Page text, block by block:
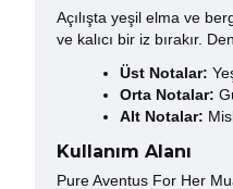
Açılışta yeşil elma ve
ve kalıcı bir iz bırakır.
Üst Notalar:
Orta Notalar:
Alt Notalar:
Kullanım Alanı
Pure Aventus For Her